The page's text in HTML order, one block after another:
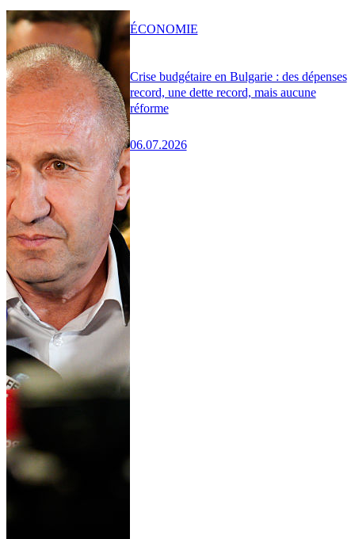
Crise budgétaire en Bulgarie : des dépenses
record, une dette record, mais aucune
réforme
06.07.2026
ÉCONOMIE